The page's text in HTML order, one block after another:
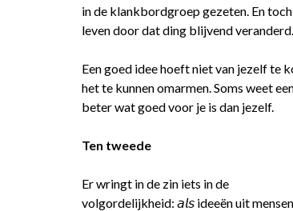
in de klankbordgroep gezeten. En
leven door dat ding blijvend veranderd.
Een goed idee hoeft niet van jezelf te
het te kunnen omarmen. Soms weet
beter wat goed voor je is dan jezelf.
Ten tweede
Er wringt in de zin iets in de
volgordelijkheid: 𝘢𝘭𝘴 ideeën uit